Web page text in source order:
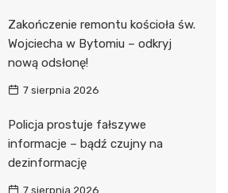
Zakończenie remontu kościoła św.
Wojciecha w Bytomiu – odkryj
nową odsłonę!
7 sierpnia 2026
Policja prostuje fałszywe
informacje – bądź czujny na
dezinformację
7 sierpnia 2026